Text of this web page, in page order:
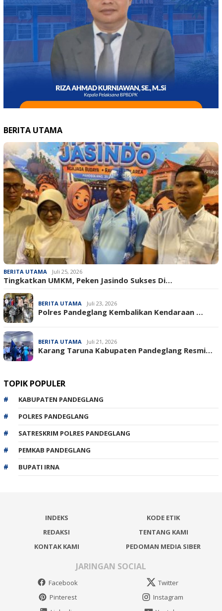
BERITA UTAMA
BERITA UTAMA Juli 25, 2026
Tingkatkan UMKM, Peken Jasindo Sukses Di…
BERITA UTAMA Juli 23, 2026
‎Polres Pandeglang Kembalikan Kendaraan …
BERITA UTAMA Juli 21, 2026
Karang Taruna Kabupaten Pandeglang Resmi…
TOPIK POPULER
KABUPATEN PANDEGLANG
POLRES PANDEGLANG
SATRESKRIM POLRES PANDEGLANG
PEMKAB PANDEGLANG
BUPATI IRNA
INDEKS
KODE ETIK
REDAKSI
TENTANG KAMI
KONTAK KAMI
PEDOMAN MEDIA SIBER
JARINGAN SOCIAL
Facebook
Twitter
Pinterest
Instagram